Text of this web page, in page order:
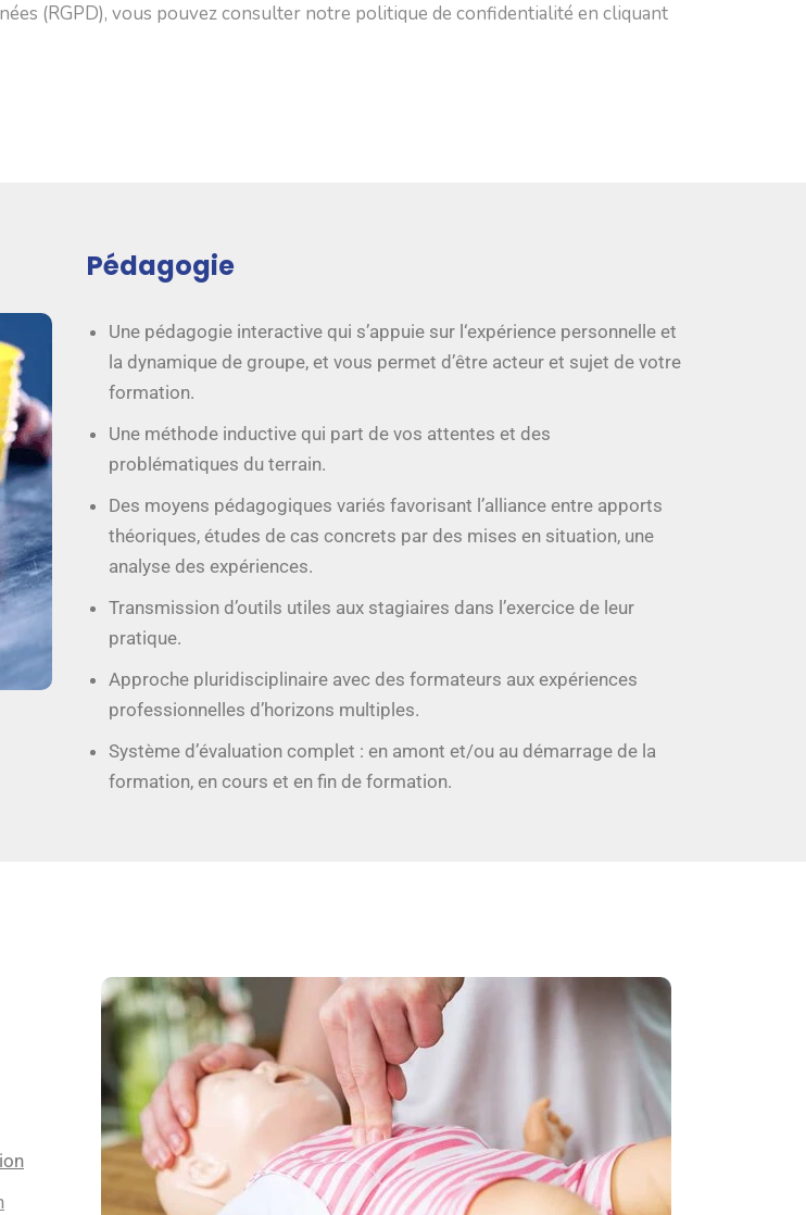
(RGPD), vous pouvez consulter notre politique de confidentialité en cliquant
Pédagogie
Une pédagogie interactive qui s’appuie sur l‘expérience personnelle et
la dynamique de groupe, et vous permet d’être acteur et sujet de votre
formation.
Une méthode inductive qui part de vos attentes et des
problématiques du terrain.
Des moyens pédagogiques variés favorisant l’alliance entre apports
théoriques, études de cas concrets par des mises en situation, une
analyse des expériences.
Transmission d’outils utiles aux stagiaires dans l’exercice de leur
pratique.
Approche pluridisciplinaire avec des formateurs aux expériences
professionnelles d’horizons multiples.
Système d’évaluation complet : en amont et/ou au démarrage de la
formation, en cours et en fin de formation.